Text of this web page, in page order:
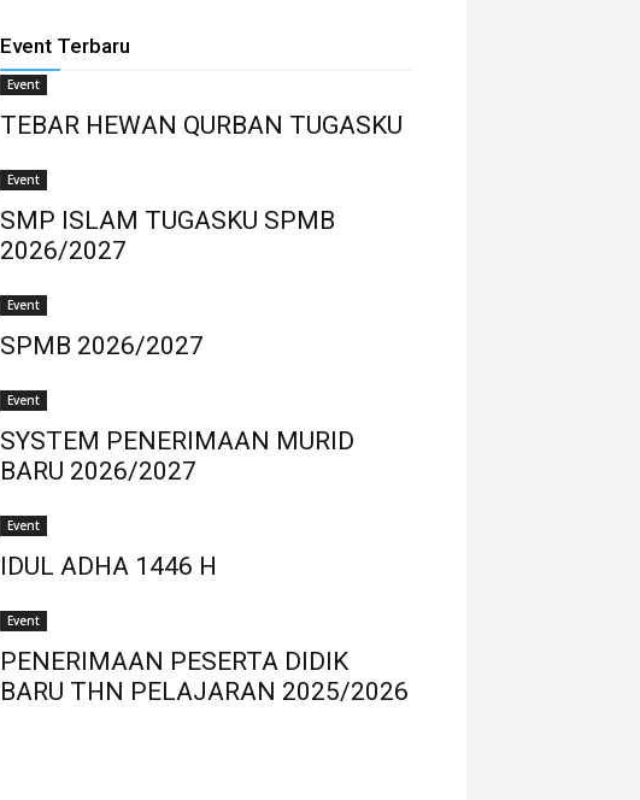
Event Terbaru
Event
TEBAR HEWAN QURBAN TUGASKU
Event
SMP ISLAM TUGASKU SPMB
2026/2027
Event
SPMB 2026/2027
Event
SYSTEM PENERIMAAN MURID
BARU 2026/2027
Event
IDUL ADHA 1446 H
Event
PENERIMAAN PESERTA DIDIK
BARU THN PELAJARAN 2025/2026